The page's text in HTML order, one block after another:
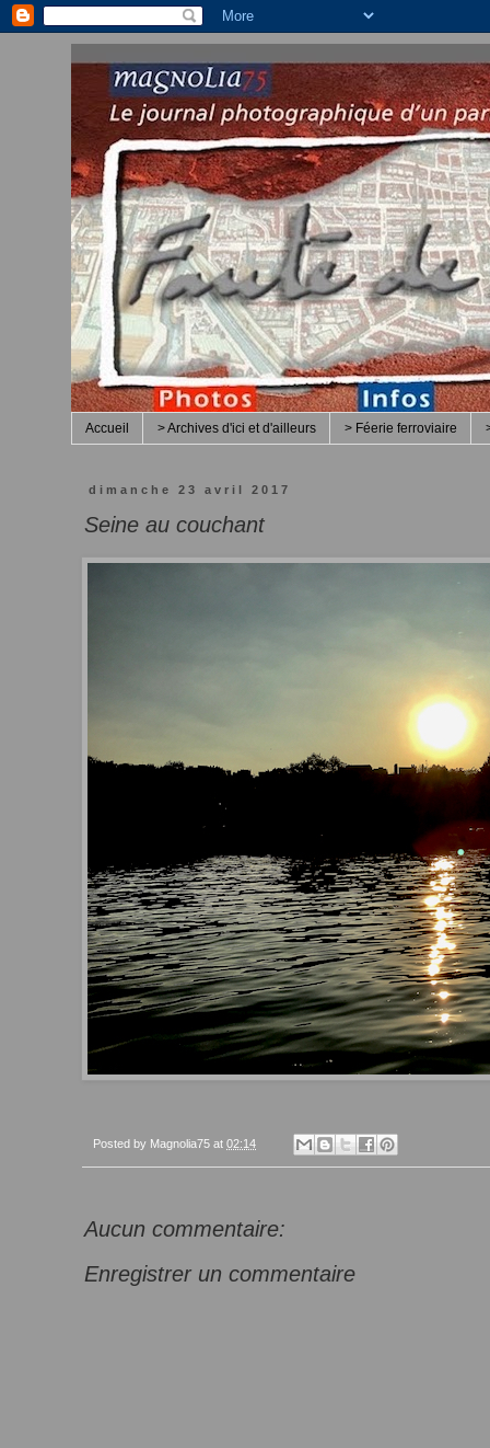
Accueil > Archives d'ici et d'ailleurs > Féerie ferroviaire
dimanche 23 avril 2017
Seine au couchant
Posted by Magnolia75 at 02:14
Aucun commentaire:
Enregistrer un commentaire